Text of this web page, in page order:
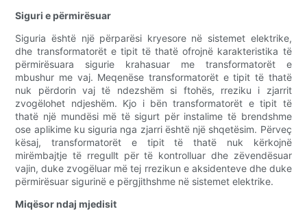
Siguri e përmirësuar
Siguria është një përparësi kryesore në sistemet elektrike,
dhe transformatorët e tipit të thatë ofrojnë karakteristika të
përmirësuara sigurie krahasuar me transformatorët e
mbushur me vaj. Meqenëse transformatorët e tipit të thatë
nuk përdorin vaj të ndezshëm si ftohës, rreziku i zjarrit
zvogëlohet ndjeshëm. Kjo i bën transformatorët e tipit të
thatë një mundësi më të sigurt për instalime të brendshme
ose aplikime ku siguria nga zjarri është një shqetësim. Përveç
kësaj, transformatorët e tipit të thatë nuk kërkojnë
mirëmbajtje të rregullt për të kontrolluar dhe zëvendësuar
vajin, duke zvogëluar më tej rrezikun e aksidenteve dhe duke
përmirësuar sigurinë e përgjithshme në sistemet elektrike.
Miqësor ndaj mjedisit